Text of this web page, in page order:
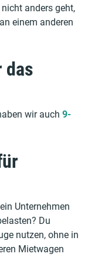
anders geht,
einem anderen
das
wir auch 9-
Unternehmen
Du
nutzen, ohne in
Mietwagen